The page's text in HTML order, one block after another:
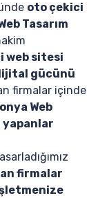
oto çekici
Tasarım
web sitesi
gücünü
firmalar içinde
Web
yapanlar
firmalar